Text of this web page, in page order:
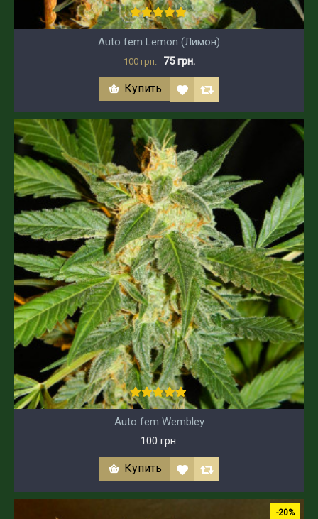
Auto fem Lemon (Лимон)
100 грн. 75 грн.
Купить
Auto fem Wembley
100 грн.
Купить
-20%